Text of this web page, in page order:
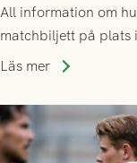
All information om
matchbiljett på plats
som står på
Läs mer